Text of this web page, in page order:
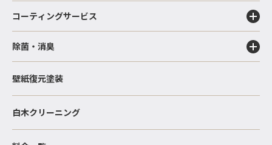
コーティングサービス
除菌・消臭
壁紙復元塗装
白木クリーニング